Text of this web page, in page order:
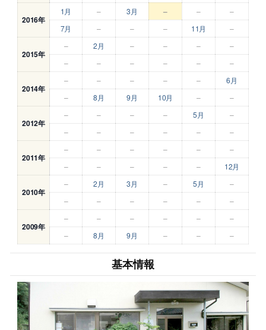
2016年
1月 – 3月 – –
–
7月
– – – 11月 –
2015年
– 2月 – – –
–
–
– – – – –
2014年
– – – – –
6月
–
8月 9月 10月 – –
2012年
– – – – 5月
–
–
– – – – –
2011年
– – – – –
–
–
– – – – 12月
2010年
– 2月 3月 – 5月
–
–
– – – – –
2009年
– – – – –
–
–
8月 9月 – – –
基本情報